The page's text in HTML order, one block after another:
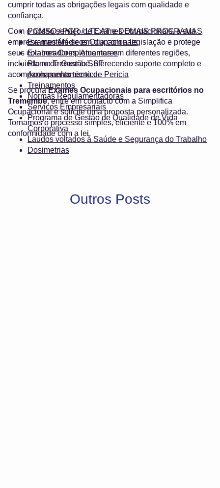
cumprir todas as obrigações legais com qualidade e
confiança.
PCMSO / PGR / LTCAT e DEMAIS PROGRAMAS
Exames Médicos Ocupacionais
Exames Complementares
Plano de Gestão SST
Acompanhamento de Perícia
Treinamentos
Normas Regulamentadoras
Serviços Empresariais
Programa de Gestão de Qualidade de Vida
Corporativa
Laudos voltados à Saúde e Segurança do Trabalho
Dosimetrias
Com o nosso serviço de Exames Ocupacionais, a sua
empresa mantém-se em dia com a legislação e protege
seus colaboradores. Atuamos em diferentes regiões,
incluindo no Tremembé, oferecendo suporte completo e
acompanhamento técnico.
Se procuraExames Ocupacionais para escritórios no
Tremembé, entre em contacto com a Simplifica
Ocupacional e solicite uma proposta personalizada.
Tornamos o processo simples, eficiente e 100% em
conformidade com a lei.
Outros Posts